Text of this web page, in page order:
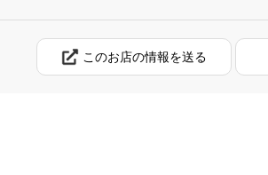
このお店の情報を送る